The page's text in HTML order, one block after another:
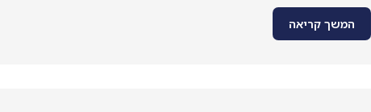
המשך קריאה